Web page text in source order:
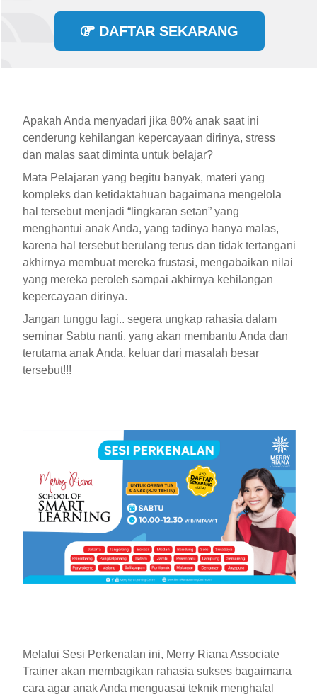
DAFTAR SEKARANG
Apakah Anda menyadari jika 80% anak saat ini
cenderung kehilangan kepercayaan dirinya, stress
dan malas saat diminta untuk belajar?
Mata Pelajaran yang begitu banyak, materi yang
kompleks dan ketidaktahuan bagaimana mengelola
hal tersebut menjadi “lingkaran setan” yang
menghantui anak Anda, yang tadinya hanya malas,
karena hal tersebut berulang terus dan tidak tertangani
akhirnya membuat mereka frustasi, mengabaikan nilai
yang mereka peroleh sampai akhirnya kehilangan
kepercayaan dirinya.
Jangan tunggu lagi.. segera ungkap rahasia dalam
seminar Sabtu nanti, yang akan membantu Anda dan
terutama anak Anda, keluar dari masalah besar
tersebut!!!
Melalui Sesi Perkenalan ini, Merry Riana Associate
Trainer akan membagikan rahasia sukses bagaimana
cara agar anak Anda menguasai teknik menghafal